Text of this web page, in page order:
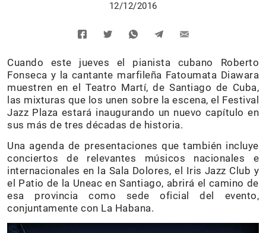
12/12/2016
Cuando este jueves el pianista cubano Roberto
Fonseca y la cantante marfileña Fatoumata Diawara
muestren en el Teatro Martí, de Santiago de Cuba,
las mixturas que los unen sobre la escena, el Festival
Jazz Plaza estará inaugurando un nuevo capítulo en
sus más de tres décadas de historia.
Una agenda de presentaciones que también incluye
conciertos de relevantes músicos nacionales e
internacionales en la Sala Dolores, el Iris Jazz Club y
el Patio de la Uneac en Santiago, abrirá el camino de
esa provincia como sede oficial del evento,
conjuntamente con La Habana.